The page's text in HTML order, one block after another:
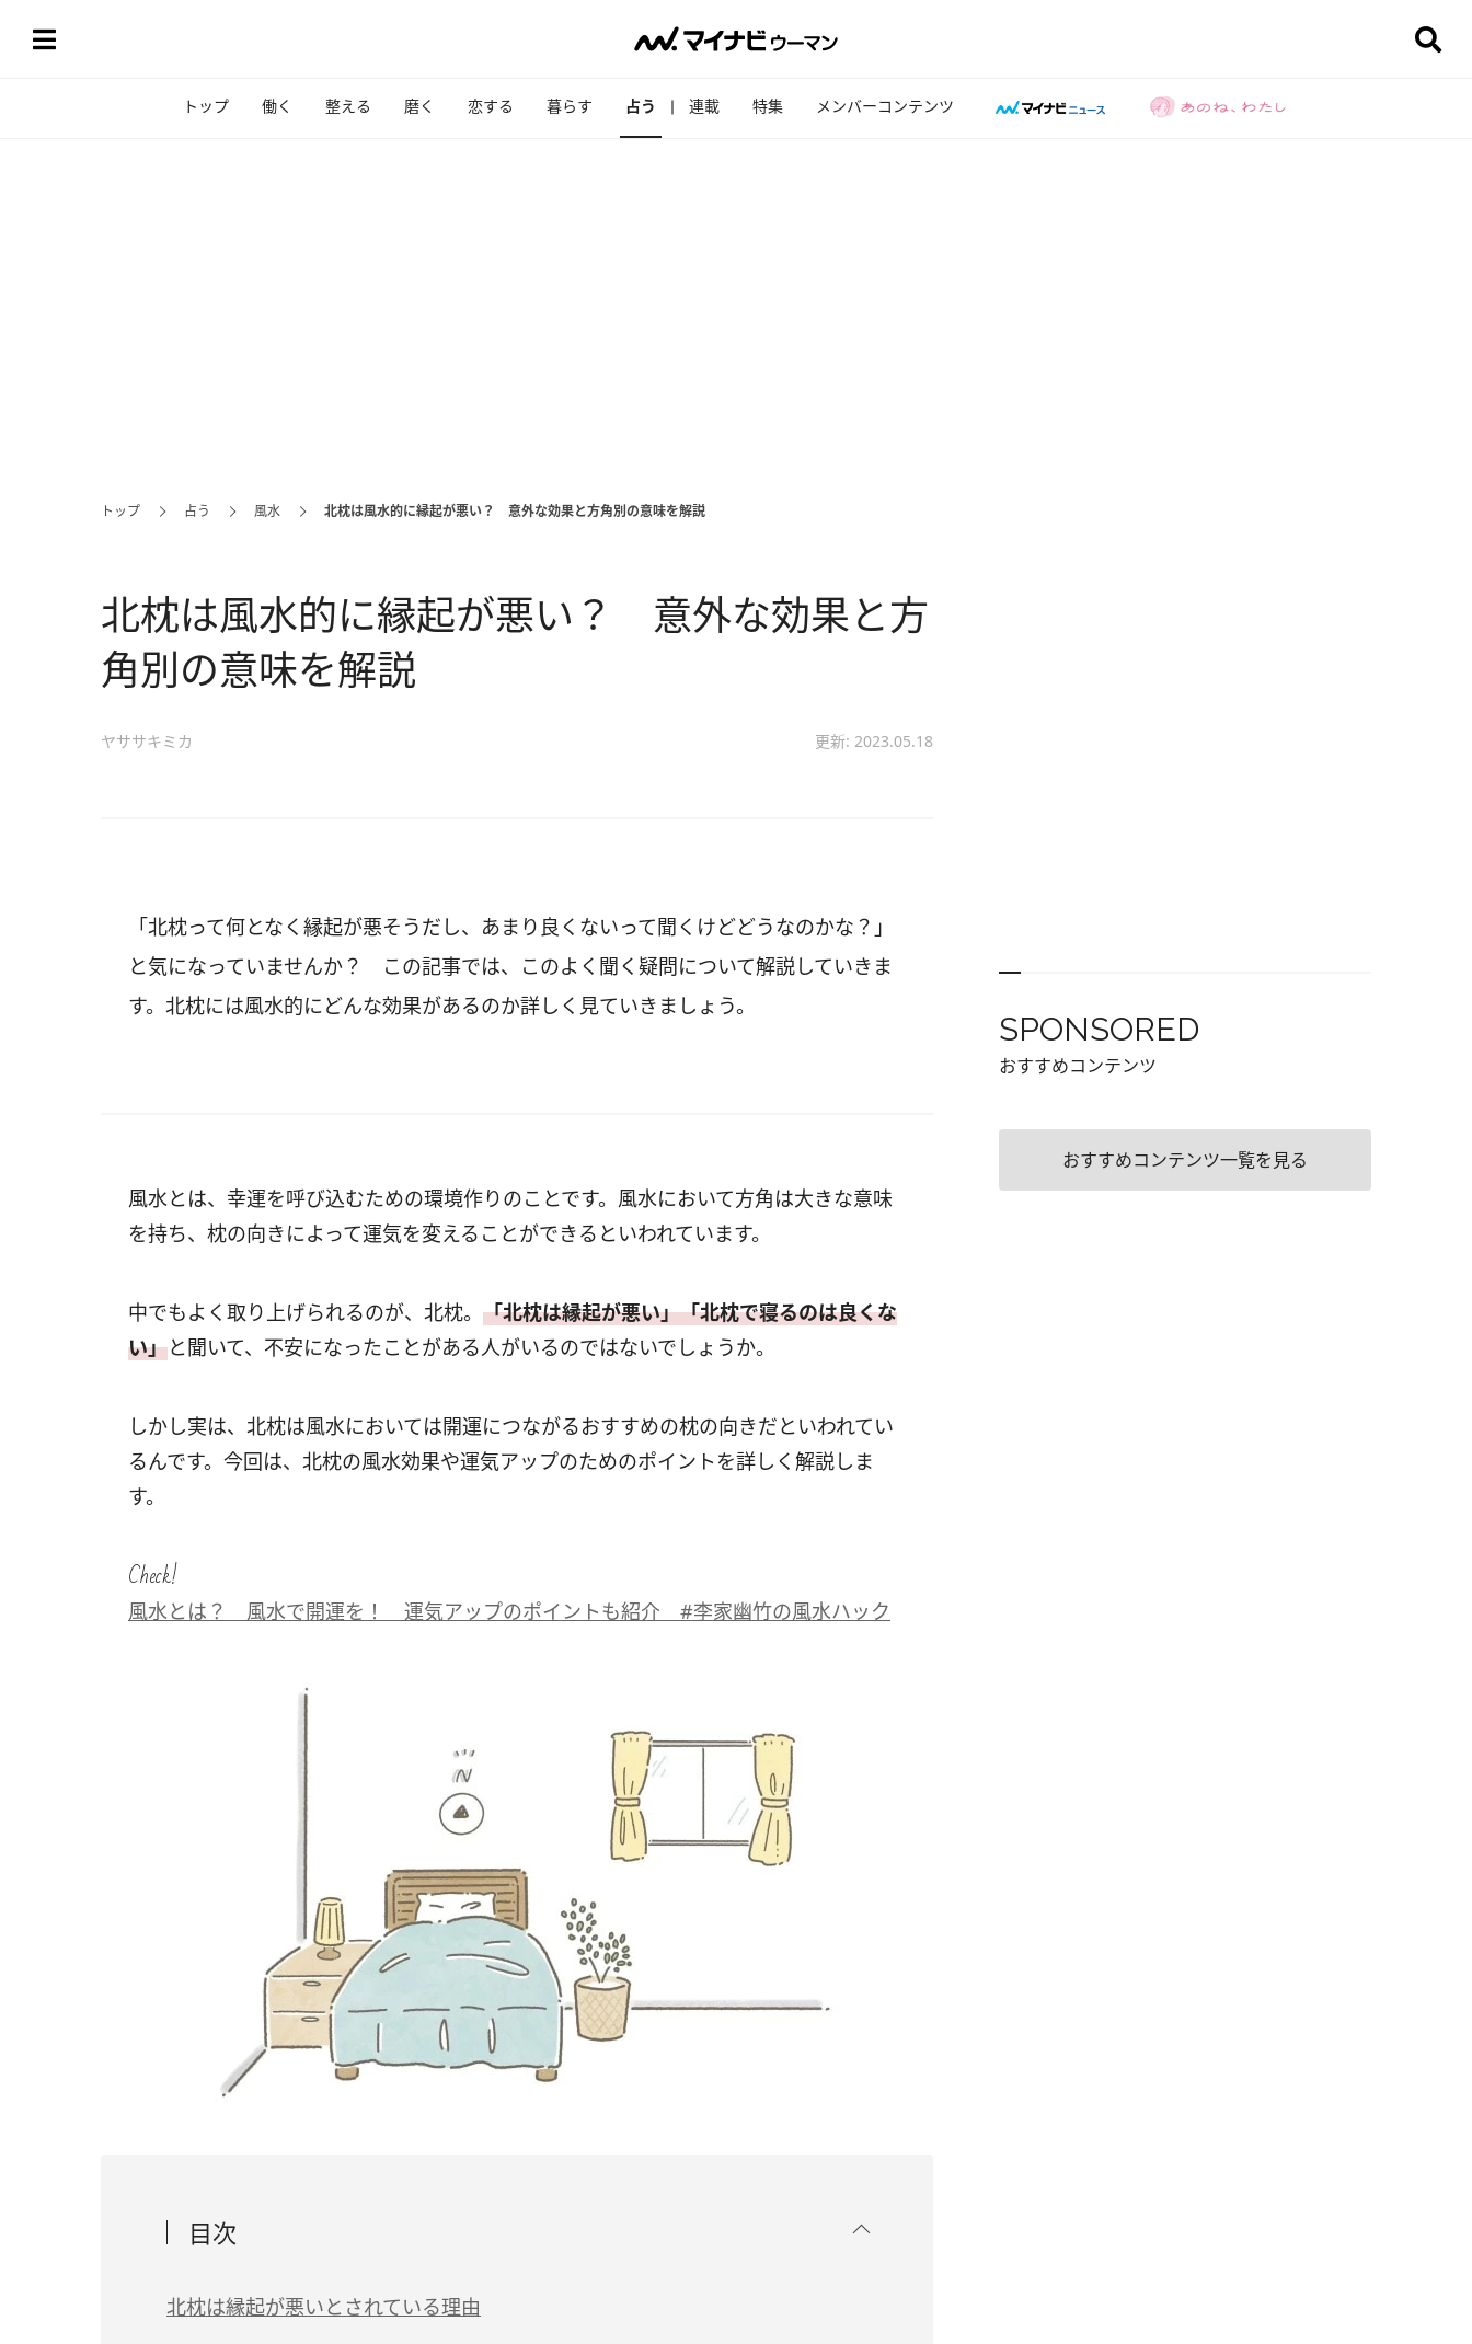
トップ 働く 整える 磨く 恋する 暮らす 占う 連載 特集 メンバーコンテンツ
トップ 占う 風水 北枕は風水的に縁起が悪い？ 意外な効果と方角別の意味を解説
北枕は風水的に縁起が悪い？ 意外な効果と方
角別の意味を解説
ヤササキミカ 更新: 2023.05.18
「北枕って何となく縁起が悪そうだし、あまり良くないって聞くけどどうなのかな？」
と気になっていませんか？ この記事では、このよく聞く疑問について解説していきま
す。北枕には風水的にどんな効果があるのか詳しく見ていきましょう。
風水とは、幸運を呼び込むための環境作りのことです。風水において方角は大きな意味
を持ち、枕の向きによって運気を変えることができるといわれています。
中でもよく取り上げられるのが、北枕。 「北枕は縁起が悪い」「北枕で寝るのは良くな
い」と聞いて、不安になったことがある人がいるのではないでしょうか。
しかし実は、北枕は風水においては開運につながるおすすめの枕の向きだといわれてい
るんです。今回は、北枕の風水効果や運気アップのためのポイントを詳しく解説しま
す。
Check!
風水とは？ 風水で開運を！ 運気アップのポイントも紹介 #李家幽竹の風水ハック
目次
北枕は縁起が悪いとされている理由
SPONSORED
おすすめコンテンツ
おすすめコンテンツ一覧を見る